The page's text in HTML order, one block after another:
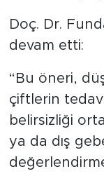
Doç. Dr.
devam etti:
“Bu öneri,
çiftlerin
belirsizliği
ya da dış